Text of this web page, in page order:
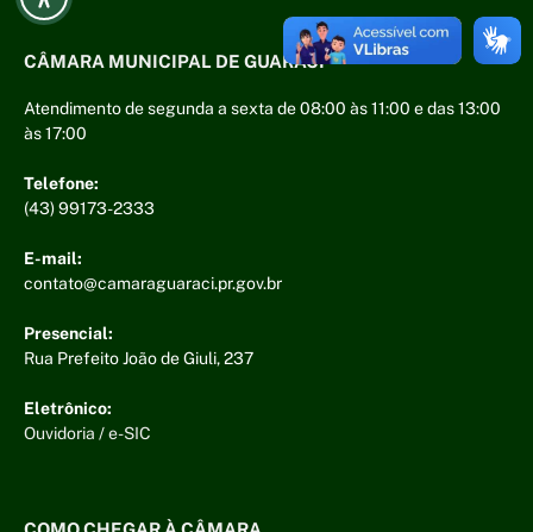
CÂMARA MUNICIPAL DE GUARACI
Atendimento de segunda a sexta de 08:00 às 11:00 e das 13:00
às 17:00
Telefone:
(43) 99173-2333
E-mail:
contato@camaraguaraci.pr.gov.br
Presencial:
Rua Prefeito João de Giuli, 237
Eletrônico:
Ouvidoria /e-SIC